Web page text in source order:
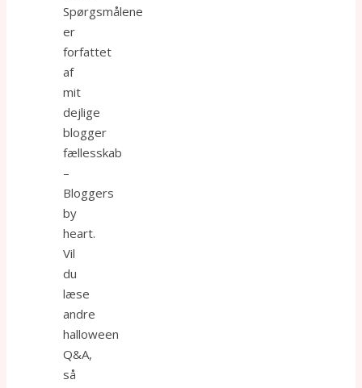
Spørgsmålene
er
forfattet
af
mit
dejlige
blogger
fællesskab
–
Bloggers
by
heart.
Vil
du
læse
andre
halloween
Q&A,
så